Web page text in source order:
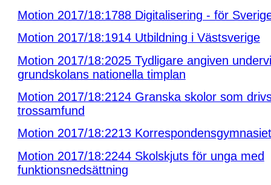
Motion 2017/18:1788 Digitalisering - för
Motion 2017/18:1914 Utbildning i Västsverige
Motion 2017/18:2025 Tydligare angiven
grundskolans nationella timplan
Motion 2017/18:2124 Granska skolor som
trossamfund
Motion 2017/18:2213
Motion 2017/18:2244 Skolskjuts för unga med
funktionsnedsättning